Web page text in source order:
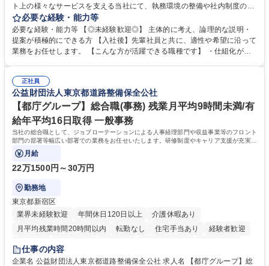
ト上の様々なサービスを支える当社にて、執務環境の整備や社内制度の検
討、イベント運営などの幅広い業務を担当し、間接的に会社の生産性向上
や成長に貢献している部署です。 会社の全メンバーが安心して長く成果を
発揮できる環境を整えるために、毎日のメンテナンスや維持管理に加え、
新たな施策検討を積極的に行っていただき、会社全体を巻き込み課題解決
幅広い業務の体得が可能で、多様なキャリアパスを描くことも可能です。
募集職種 【総務】未経験歓迎◎/リモート可/世界で唯一の事業/福利厚生◎/
再雇用有
必要な経験・能力等
必要な経験・能力等 【◎未経験歓迎◎】 主体的に考え、論理的な説明・
提案が積極的にできる方 【入社後】先輩社員と共に、適性や希望に沿って
業務をお任せします。 【こんな方が活躍できる職種です】 ・仕組化が好
対処できる・新しいことに興味関心がある 【魅力】■自己啓発支援：資格
取得や通信教育など費用の80%（年間25万円まで）を補助 ■住宅手当：家
賃の50%（月額7万円まで）を補助 学歴・資格 学歴：大学院 大学 語学
力： 資格：
正社員
公益財団法人東京都道路整備保全公社
【都庁グループ】総合職(事務) 残業月平均9時間未満/有
給年平均16日取得 一般事務
当社の総合職として、ジョブローテーションによる人事経理部門や収益事業等のフロント
部門の部署等幅広い部署での業務をお任せいたします。研修制度やキャリア支援が充実し
ております！ ※下記業務詳細
月給
22万1500円～30万円
勤務地
東京都新宿区
業界未経験歓迎
年間休日120日以上
介護休暇あり
月平均残業時間20時間以内
転勤なし 住宅手当あり
経験者歓迎
研修あり
退職金あり
駅近5分以内
資格取得手当あり 食事補助あり
仕事の内容
企業名 公益財団法人東京都道路整備保全公社 求人名 【都庁グループ】総